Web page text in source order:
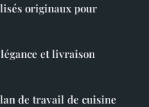
originaux pour
et livraison
de travail de cuisine